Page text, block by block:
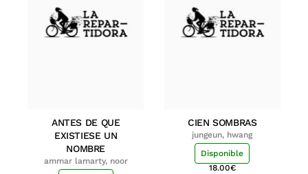
ANTES DE QUE
EXISTIESE UN
NOMBRE
ammar lamarty, noor
CIEN SOMBRAS
jungeun, hwang
Disponible
18.00€